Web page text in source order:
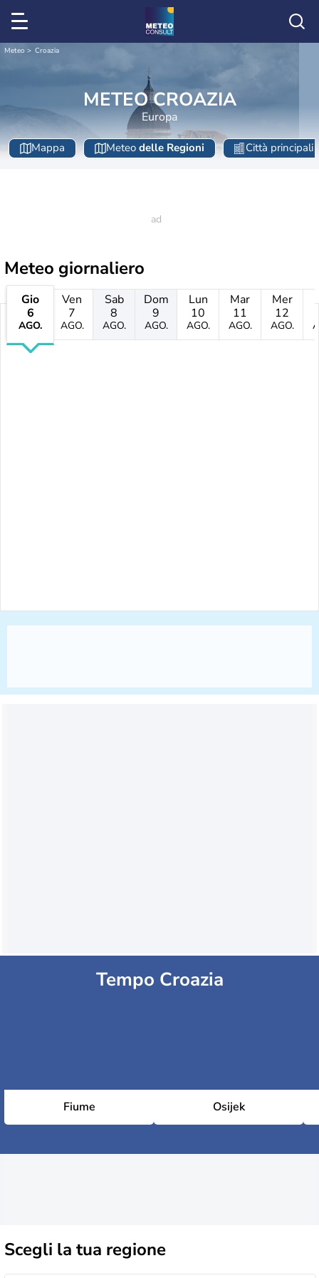
Meteo Croazia
METEO CROAZIA
Europa
Mappa Meteo delle Regioni Città principali
Meteo giornaliero
Gio
6
AGO.
Ven
7
AGO.
Sab
8
AGO.
Dom
9
AGO.
Lun
10
AGO.
Mar
11
AGO.
Mer
12
AGO.
Tempo Croazia
Fiume Osijek
Scegli la tua regione